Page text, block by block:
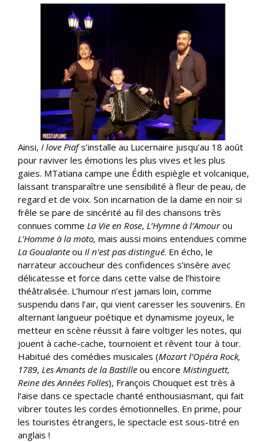
Ainsi, I love Piafs’installe au Lucernaire jusqu’au 18 août
pour raviver les émotions les plus vives et les plus
gaies. MTatiana campe une Édith espiègle et volcanique,
laissant transparaître une sensibilité à fleur de peau, de
regard et de voix. Son incarnation de la dame en noir si
frêle se pare de sincérité au fil des chansons très
connues comme La Vie en Rose, L’Hymne à l’Amourou
L’Homme à la moto, mais aussi moins entendues comme
La Goualante ou Il n’est pas distingué. En écho, le
narrateur accoucheur des confidences s’insère avec
délicatesse et force dans cette valse de l’histoire
théâtralisée. L’humour n’est jamais loin, comme
suspendu dans l’air, qui vient caresser les souvenirs. En
alternant langueur poétique et dynamisme joyeux, le
metteur en scène réussit à faire voltiger les notes, qui
jouent à cache-cache, tournoient et rêvent tour à tour.
Habitué des comédies musicales (Mozart l’Opéra Rock,
1789, Les Amants de la Bastille ou encore Mistinguett,
Reine des Années Folles), François Chouquet est très à
l’aise dans ce spectacle chanté enthousiasmant, qui fait
vibrer toutes les cordes émotionnelles. En prime, pour
les touristes étrangers, le spectacle est sous-titré en
anglais !